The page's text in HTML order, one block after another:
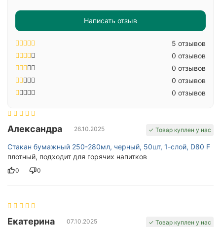
Написать отзыв
5 отзывов
0 отзывов
0 отзывов
0 отзывов
0 отзывов
Александра 26.10.2025 ✓ Товар куплен у нас
Стакан бумажный 250-280мл, черный, 50шт, 1-слой, D80 F
плотный, подходит для горячих напитков
0 0
Екатерина 07.10.2025 ✓ Товар куплен у нас